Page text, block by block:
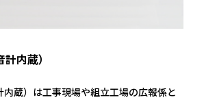
内蔵）
蔵）は工事現場や組立工場の広報係と